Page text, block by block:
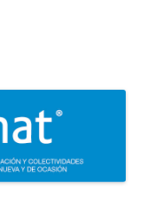
restauración y